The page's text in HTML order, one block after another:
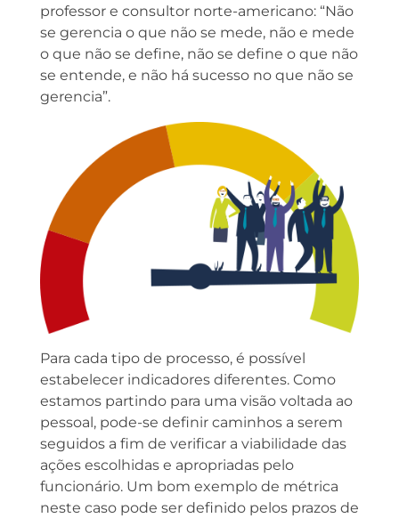
professor e consultor norte-americano: “Não
se gerencia o que não se mede, não e mede
o que não se define, não se define o que não
se entende, e não há sucesso no que não se
gerencia”.
Para cada tipo de processo, é possível
estabelecer indicadores diferentes. Como
estamos partindo para uma visão voltada ao
pessoal, pode-se definir caminhos a serem
seguidos a fim de verificar a viabilidade das
ações escolhidas e apropriadas pelo
funcionário. Um bom exemplo de métrica
neste caso pode ser definido pelos prazos de